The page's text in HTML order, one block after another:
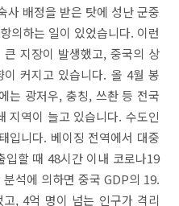
사 배정을 받은 탓에 성난 군중
의하는 일이 있었습니다. 이런
지장이 발생했고, 중국의 상
커지고 있습니다. 올 4월 봉
는 광저우, 충칭, 쓰촨 등 전국
지역이 늘고 있습니다. 수도인
입니다. 베이징 전역에서 대중
입할 때 48시간 이내 코로나19
석에 의하면 중국 GDP의 19.
, 4억 명이 넘는 인구가 격리